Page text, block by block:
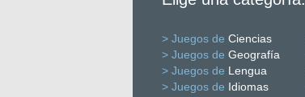
> Juegos de Ciencias
> Juegos de Geografía
> Juegos de Lengua
> Juegos de Idiomas